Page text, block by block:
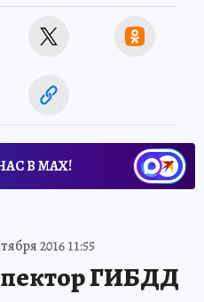
В МАХ!
2016 11:55
ГИБДД